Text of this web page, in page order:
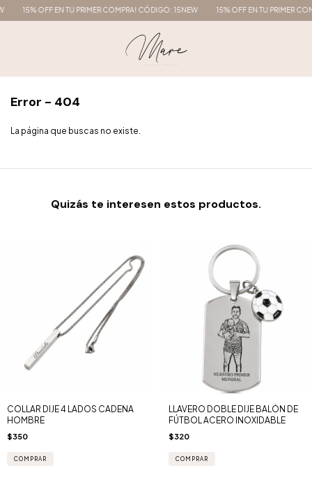
15% OFF EN TU PRIMER COMPRA! CÓDIGO: 15NEW 15% OFF EN TU PRIMER
Error - 404
La página que buscas no existe.
Quizás te interesen estos productos.
COLLAR DIJE 4 LADOS CADENA
HOMBRE
$350
LLAVERO DOBLE DIJE BALÓN DE
FÚTBOL ACERO INOXIDABLE
$320